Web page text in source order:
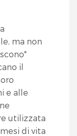
ma non
il
e alle
utilizzata
di vita